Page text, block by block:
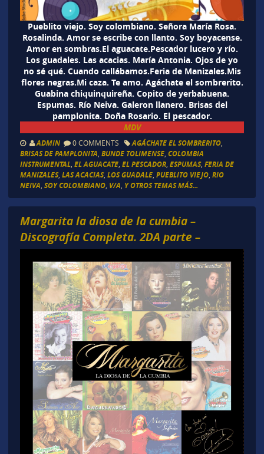
Pueblito viejo. Soy colombiano. Señora María Rosa.
Rosalinda. Amor se escribe con llanto. Soy boyacense.
Amor en sombras.El aguacate.Pescador lucero y río.
Los guadales. Las acacias. María Antonia. Ojos de yo
no sé qué. Cuando callábamos.Feria de Manizales.Mis
flores negras.Mi caza. Te amo. Agáchate el sombrerito.
Guabina chiquinquireña. Copito de yerbabuena.
Espumas. Río Neiva. Galeron llanero. Brisas del
pamplonita. Doña Rosario. El pescador.
MDV
ADMIN 0 COMMENTS AGÁCHATE EL SOMBRERITO,
BRISAS DE PAMPLONITA BUNDE TOLIMENSE, COLOMBIA
INSTRUMENTAL, EL AGUACATE, EL PESCADOR, ESPUMAS, FERIA DE
MANIZALES, LAS ACACIAS, LOS GUADALE, PUEBLITO VIEJO, RIO
NEIVA SOY COLOMBIANO, V/A Y OTROS TEMAS MÁS...
Margarita la diosa de la cumbia –
Discografía Completa. 2DA parte –